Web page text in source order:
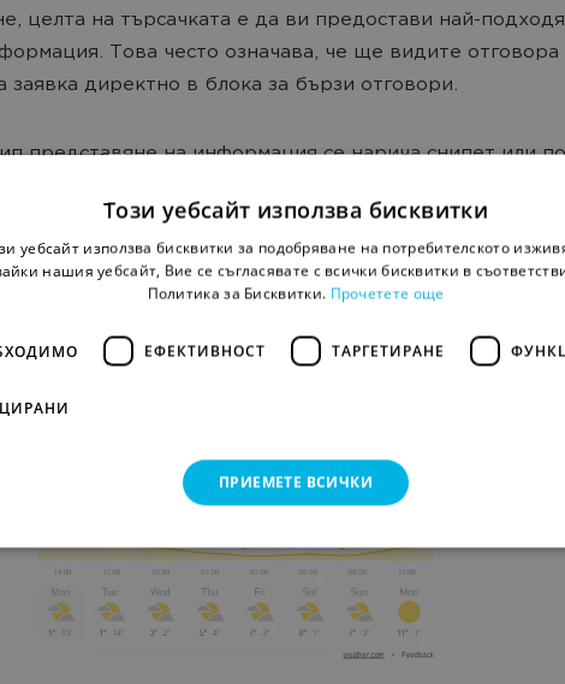
целта на търсачката е да ви предостави най-
Това често означава, че ще видите отговора
заявка директно в блока за бързи отговори.
представяне на информация се нарича снипет или
снипети (Rich Snippets) и резултати от търсения
но в България все още не са налични абсолютно
на подробното показване на резултати:
Този уебсайт използва бисквитки
уебсайт използва бисквитки за подобряване на потребителското
нашия уебсайт, Вие се съгласявате с всички бисквитки в
Политика за Бисквитки. Прочетете още
ЕФЕКТИВНОСТ ТАРГЕТИРАНЕ
ПРИЕМЕТЕ ВСИЧКИ